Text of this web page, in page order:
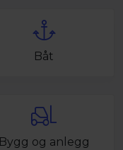
Båt
Bygg og anlegg